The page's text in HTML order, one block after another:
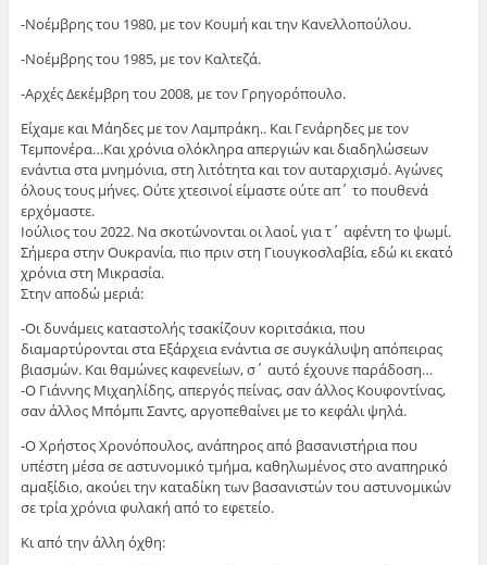
-Νοέμβρης του 1980, με τον Κουμή και την Κανελλοπούλου.
-Νοέμβρης του 1985, με τον Καλτεζά.
-Αρχές Δεκέμβρη του 2008, με τον Γρηγορόπουλο.
Είχαμε και Μάηδες με τον Λαμπράκη.. Και Γενάρηδες με τον
Τεμπονέρα…Και χρόνια ολόκληρα απεργιών και διαδηλώσεων
ενάντια στα μνημόνια, στη λιτότητα και τον αυταρχισμό. Αγώνες
όλους τους μήνες. Ούτε χτεσινοί είμαστε ούτε απ΄ το πουθενά
ερχόμαστε.
Ιούλιος του 2022. Να σκοτώνονται οι λαοί, για τ΄ αφέντη το ψωμί.
Σήμερα στην Ουκρανία, πιο πριν στη Γιουγκοσλαβία, εδώ κι εκατό
χρόνια στη Μικρασία.
Στην αποδώ μεριά:
-Οι δυνάμεις καταστολής τσακίζουν κοριτσάκια, που
διαμαρτύρονται στα Εξάρχεια ενάντια σε συγκάλυψη απόπειρας
βιασμών. Και θαμώνες καφενείων, σ΄ αυτό έχουνε παράδοση…
-Ο Γιάννης Μιχαηλίδης, απεργός πείνας, σαν άλλος Κουφοντίνας,
σαν άλλος Μπόμπι Σαντς, αργοπεθαίνει με το κεφάλι ψηλά.
-Ο Χρήστος Χρονόπουλος, ανάπηρος από βασανιστήρια που
υπέστη μέσα σε αστυνομικό τμήμα, καθηλωμένος στο αναπηρικό
αμαξίδιο, ακούει την καταδίκη των βασανιστών του αστυνομικών
σε τρία χρόνια φυλακή από το εφετείο.
Κι από την άλλη όχθη: